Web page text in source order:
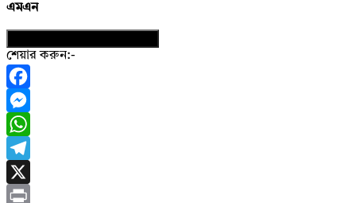
এমএন
শেয়ার করুন:-
Facebook
Messenger
WhatsApp
Telegram
X